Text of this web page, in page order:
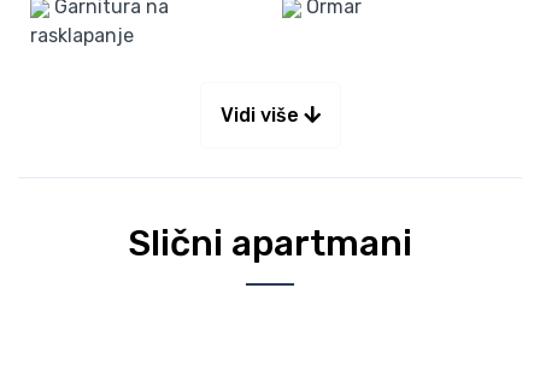
Garnitura na
rasklapanje
Ormar
Vidi više
Slični apartmani